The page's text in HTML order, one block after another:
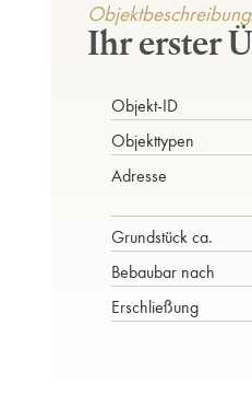
Objektbeschreibung
Ihr erster
Objekt-ID
Objekttypen
Adresse
Grund­stück ca.
Bebaubar nach
Erschließung